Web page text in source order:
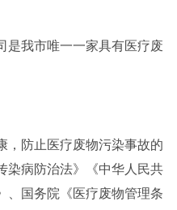
是我市唯一一家具有医疗废
防止医疗废物污染事故的
染病防治法》《中华人民共
、国务院《医疗废物管理条